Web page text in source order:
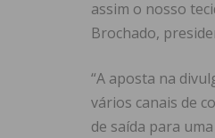
assim o nosso
Brochado,
“A aposta na
vários canais de
de saída para